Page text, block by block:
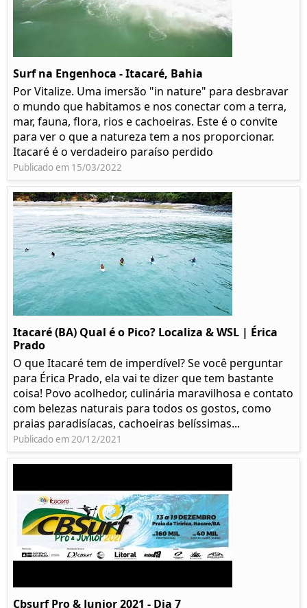
Surf na Engenhoca - Itacaré, Bahia
Por Vitalize. Uma imersão "in nature" para desbravar
o mundo que habitamos e nos conectar com a terra,
mar, fauna, flora, rios e cachoeiras. Este é o convite
para ver o que a natureza tem a nos proporcionar.
Itacaré é o verdadeiro paraíso perdido
Publicado em 15/03/2022
Itacaré (BA) Qual é o Pico? Localiza & WSL | Érica
Prado​
O que Itacaré tem de imperdível? Se você perguntar
para Érica Prado, ela vai te dizer que tem bastante
coisa!​ Povo acolhedor, culinária maravilhosa e contato
com belezas naturais para todos os gostos, como
praias paradisíacas, cachoeiras belíssimas...
Publicado em 20/12/2021
Cbsurf Pro & Junior 2021 - Dia 7